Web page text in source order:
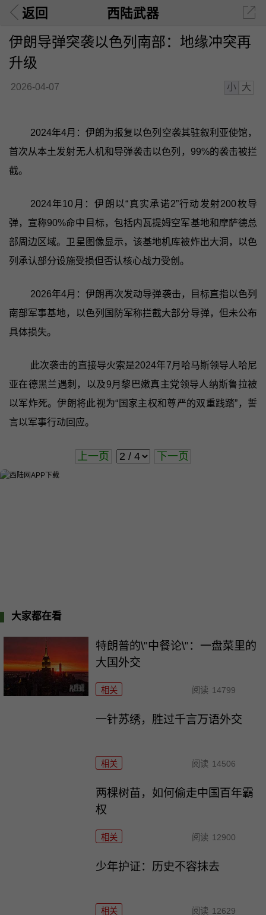
返回 西陆武器
伊朗导弹突袭以色列南部：地缘冲突再
升级
2026-04-07 小 大
2024年4月：伊朗为报复以色列空袭其驻叙利亚使馆，
首次从本土发射无人机和导弹袭击以色列，99%的袭击被拦
截。
2024年10月：伊朗以“真实承诺2”行动发射200枚导
弹，宣称90%命中目标，包括内瓦提姆空军基地和摩萨德总
部周边区域。卫星图像显示，该基地机库被炸出大洞，以色
列承认部分设施受损但否认核心战力受创。
2026年4月：伊朗再次发动导弹袭击，目标直指以色列
南部军事基地，以色列国防军称拦截大部分导弹，但未公布
具体损失。
此次袭击的直接导火索是2024年7月哈马斯领导人哈尼
亚在德黑兰遇刺，以及9月黎巴嫩真主党领导人纳斯鲁拉被
以军炸死。伊朗将此视为“国家主权和尊严的双重践踏”，誓
言以军事行动回应。
上一页 下一页
大家都在看
特朗普的\"中餐论\"：一盘菜里的
大国外交
相关 阅读 14799
一针苏绣，胜过千言万语外交
相关 阅读 14506
两棵树苗，如何偷走中国百年霸
权
相关 阅读 12900
少年护证：历史不容抹去
相关 阅读 12629